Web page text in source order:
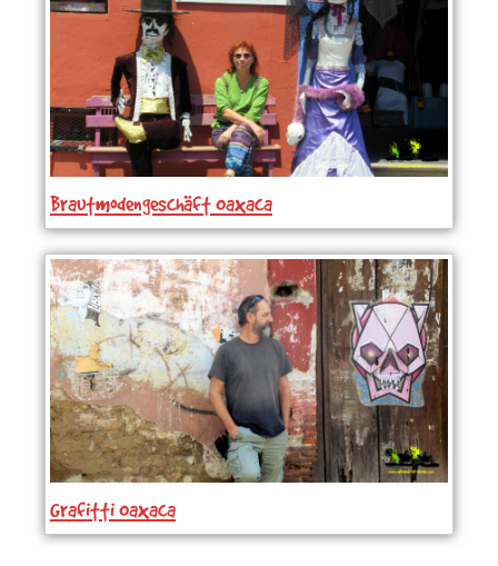
Brautmodengeschäft Oaxaca
Grafitti Oaxaca